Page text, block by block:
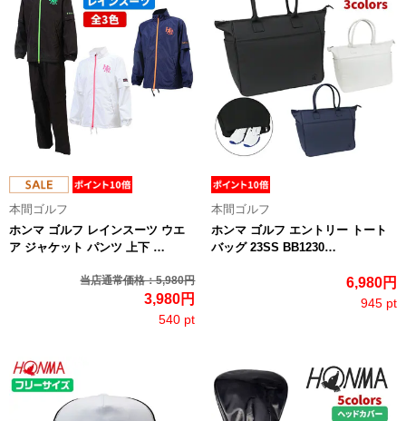
本間ゴルフ
ホンマ ゴルフ レインスーツ ウエ
ア ジャケット パンツ 上下 …
当店通常価格：5,980円
3,980円
540 pt
本間ゴルフ
ホンマ ゴルフ エントリー トート
バッグ 23SS BB1230…
6,980円
945 pt